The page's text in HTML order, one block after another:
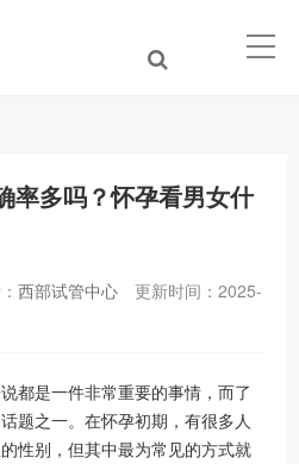
率多吗？怀孕看男女什
西部试管中心
更新时间：2025-
是一件非常重要的事情，而了
题之一。在怀孕初期，有很多人
性别，但其中最为常见的方式就